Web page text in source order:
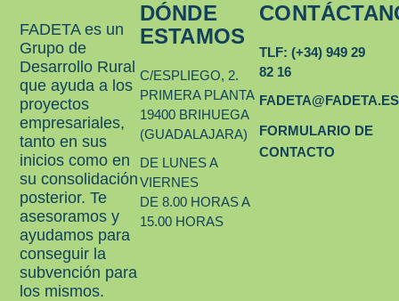
FADETA es un
Grupo de
Desarrollo Rural
que ayuda a los
proyectos
empresariales,
tanto en sus
inicios como en
su consolidación
posterior. Te
asesoramos y
ayudamos para
conseguir la
subvención para
los mismos.
DÓNDE
ESTAMOS
C/ESPLIEGO, 2.
PRIMERA PLANTA
19400 BRIHUEGA
(GUADALAJARA)
DE LUNES A
VIERNES
DE 8.00 HORAS A
15.00 HORAS
TLF: (+34) 949 29
82 16
FADETA@FADETA.ES
FORMULARIO DE
CONTACTO